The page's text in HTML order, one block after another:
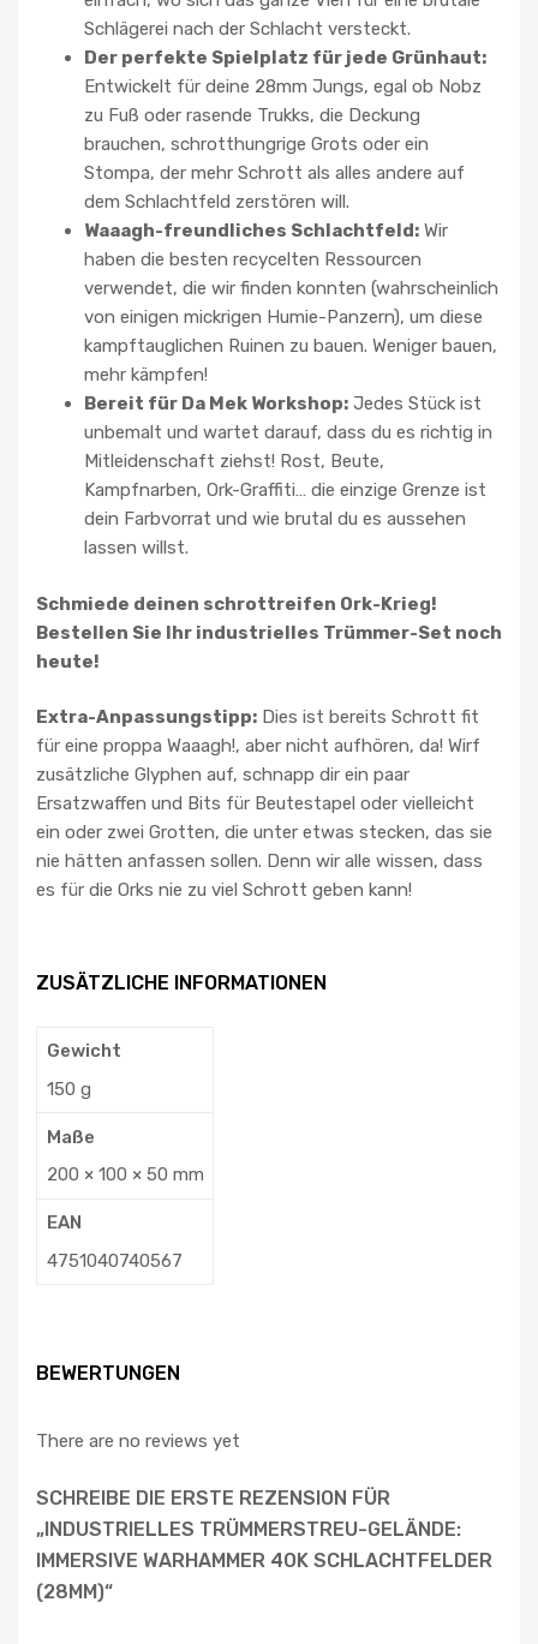
Schlägerei nach der Schlacht versteckt.
Der perfekte Spielplatz für jede Grünhaut:
Entwickelt für deine 28mm Jungs, egal ob Nobz
zu Fuß oder rasende Trukks, die Deckung
brauchen, schrotthungrige Grots oder ein
Stompa, der mehr Schrott als alles andere auf
dem Schlachtfeld zerstören will.
Waaagh-freundliches Schlachtfeld: Wir
haben die besten recycelten Ressourcen
verwendet, die wir finden konnten (wahrscheinlich
von einigen mickrigen Humie-Panzern), um diese
kampftauglichen Ruinen zu bauen. Weniger bauen,
mehr kämpfen!
Bereit für Da Mek Workshop: Jedes Stück ist
unbemalt und wartet darauf, dass du es richtig in
Mitleidenschaft ziehst! Rost, Beute,
Kampfnarben, Ork-Graffiti… die einzige Grenze ist
dein Farbvorrat und wie brutal du es aussehen
lassen willst.
Schmiede deinen schrottreifen Ork-Krieg!
Bestellen Sie Ihr industrielles Trümmer-Set noch
heute!
Extra-Anpassungstipp: Dies ist bereits Schrott fit
für eine proppa Waaagh!, aber nicht aufhören, da! Wirf
zusätzliche Glyphen auf, schnapp dir ein paar
Ersatzwaffen und Bits für Beutestapel oder vielleicht
ein oder zwei Grotten, die unter etwas stecken, das sie
nie hätten anfassen sollen. Denn wir alle wissen, dass
es für die Orks nie zu viel Schrott geben kann!
ZUSÄTZLICHE INFORMATIONEN
Gewicht
150 g
Maße
200 × 100 × 50 mm
EAN
4751040740567
BEWERTUNGEN
There are no reviews yet
SCHREIBE DIE ERSTE REZENSION FÜR
„INDUSTRIELLES TRÜMMERSTREU-GELÄNDE:
IMMERSIVE WARHAMMER 40K SCHLACHTFELDER
(28MM)“